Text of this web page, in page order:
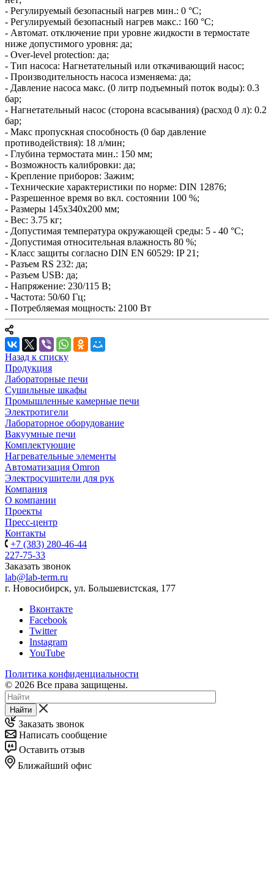
- Регулируемый безопасный нагрев мин.: 0 °C;
- Регулируемый безопасный нагрев макс.: 160 °C;
- Автомат. отключение при уровне жидкости в термостате
ниже допустимого уровня: да;
- Over-level protection: да;
- Тип насоса: Нагнетательный или откачивающий насос;
- Производительность насоса изменяема: да;
- Давление насоса макс. (0 литр подъемный поток воды): 0.3
бар;
- Нагнетательный насос (сторона всасывания) (расход 0 л): 0.2
бар;
- Макс пропускная способность (0 бар давление
противодействия): 18 л/мин;
- Глубина термостата мин.: 150 мм;
- Возможность калибровки: да;
- Крепление приборов: Зажим;
- Технические характеристики по норме: DIN 12876;
- Разрешенное время во вкл. состоянии 100 %;
- Размеры 145x340x200 мм;
- Вес: 3.75 кг;
- Допустимая температура окружающей среды: 5 - 40 °C;
- Допустимая относительная влажность 80 %;
- Класс защиты согласно DIN EN 60529: IP 21;
- Разъем RS 232: да;
- Разъем USB: да;
- Напряжение: 230/115 В;
- Частота: 50/60 Гц;
- Потребляемая мощность: 2100 Вт
Назад к списку
Продукция
Лабораторные печи
Сушильные шкафы
Промышленные камерные печи
Электротигели
Лабораторное оборудование
Вакуумные печи
Комплектующие
Нагревательные элементы
Автоматизация Omron
Электросушители для рук
Компания
О компании
Проекты
Пресс-центр
Контакты
+7 (383) 280-46-44
227-75-33
Заказать звонок
lab@lab-term.ru
г. Новосибирск, ул. Большевистская, 177
Вконтакте
Facebook
Twitter
Instagram
YouTube
Политика конфиденциальности
© 2026 Все права защищены.
Найти
Заказать звонок
Написать сообщение
Оставить отзыв
Ближайший офис